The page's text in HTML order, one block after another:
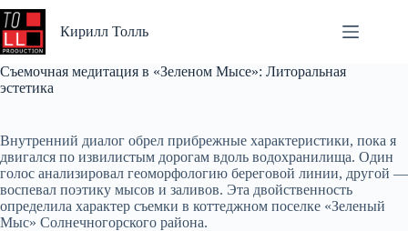
Перейти
к
Кирилл Толль
Съемочная медитация в «Зеленом Мысе»: Литоральная
эстетика
Внутренний диалог обрел прибрежные характеристики, пока я
двигался по извилистым дорогам вдоль водохранилища. Один
голос анализировал геоморфологию береговой линии, другой —
воспевал поэтику мысов и заливов. Эта двойственность
определила характер съемки в коттеджном поселке «Зеленый
Мыс» Солнечногорского района.